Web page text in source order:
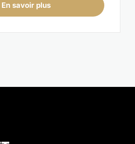
En savoir plus